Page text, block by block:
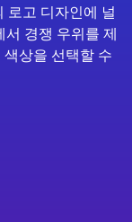
로고 디자인에 널
서 경쟁 우위를 제
상을 선택할 수